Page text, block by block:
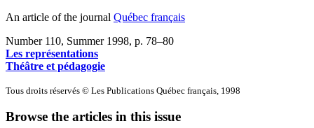
An article of the journal Québec français
Number 110, Summer 1998, p. 78–80
Les représentations
Théâtre et pédagogie
Tous droits réservés © Les Publications Québec français, 1998
Browse the articles in this issue